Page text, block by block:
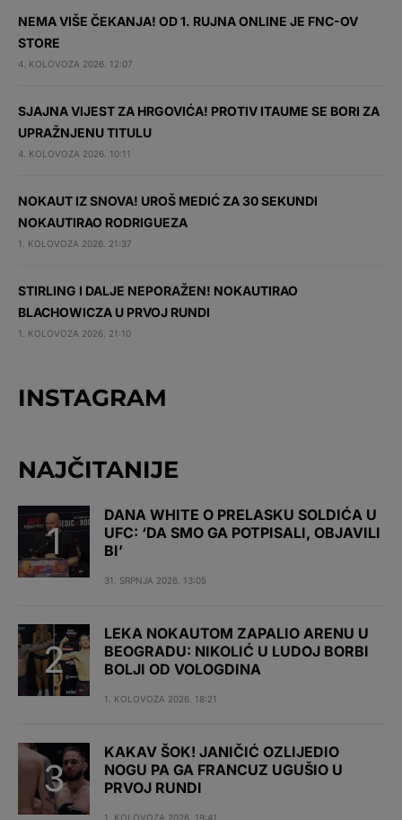
NEMA VIŠE ČEKANJA! OD 1. RUJNA ONLINE JE FNC-OV
STORE
4. KOLOVOZA 2026. 12:07
SJAJNA VIJEST ZA HRGOVIĆA! PROTIV ITAUME SE BORI ZA
UPRAŽNJENU TITULU
4. KOLOVOZA 2026. 10:11
NOKAUT IZ SNOVA! UROŠ MEDIĆ ZA 30 SEKUNDI
NOKAUTIRAO RODRIGUEZA
1. KOLOVOZA 2026. 21:37
STIRLING I DALJE NEPORAŽEN! NOKAUTIRAO
BLACHOWICZA U PRVOJ RUNDI
1. KOLOVOZA 2026. 21:10
INSTAGRAM
NAJČITANIJE
DANA WHITE O PRELASKU SOLDIĆA U
UFC: ‘DA SMO GA POTPISALI, OBJAVILI
BI’
31. SRPNJA 2026. 13:05
LEKA NOKAUTOM ZAPALIO ARENU U
BEOGRADU: NIKOLIĆ U LUDOJ BORBI
BOLJI OD VOLOGDINA
1. KOLOVOZA 2026. 18:21
KAKAV ŠOK! JANIČIĆ OZLIJEDIO
NOGU PA GA FRANCUZ UGUŠIO U
PRVOJ RUNDI
1. KOLOVOZA 2026. 19:41